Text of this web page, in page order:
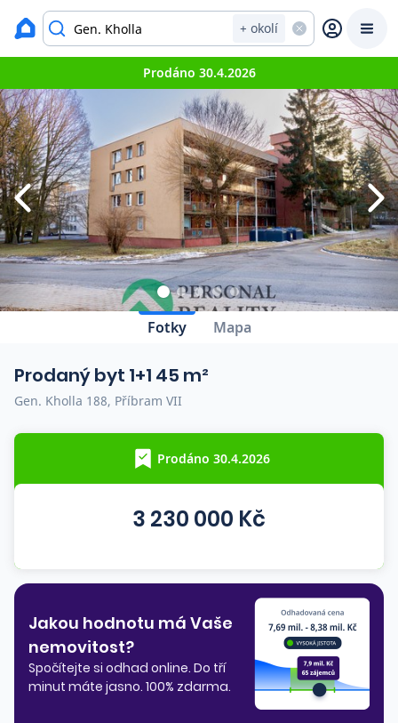
+ okolí
Prodat Koupit Ceny
Prodej s Reas.cz
Chytrý odhad ceny
Ceny prodaných nemovitostí
Okamžitý výkup
Přehled realitních makléřů
Blog
Výpis nemovitostí Zavřít
Prodáno 30.4.2026
Fotky Mapa
Prodaný byt 1+1 45 m²
Gen. Kholla 188, Příbram VII
Prodáno 30.4.2026
3 230 000 Kč
Jakou hodnotu má Vaše
nemovitost?
Spočítejte si odhad online. Do tří
minut máte jasno. 100% zdarma.